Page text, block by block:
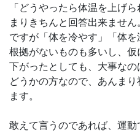
「どうやったら体温を上げ
まりきちんと回答出来ませ
ですが「体を冷やす」「体
根拠がないものも多いし、
下がったとしても、大事な
どうかの方なので、あんま
ます。
敢えて言うのであれば、運